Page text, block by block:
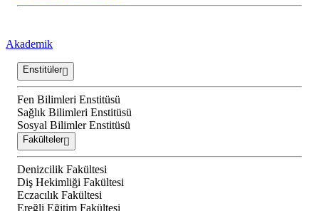
Akademik
Enstitüler
Fen Bilimleri Enstitüsü
Sağlık Bilimleri Enstitüsü
Sosyal Bilimler Enstitüsü
Fakülteler
Denizcilik Fakültesi
Diş Hekimliği Fakültesi
Eczacılık Fakültesi
Ereğli Eğitim Fakültesi